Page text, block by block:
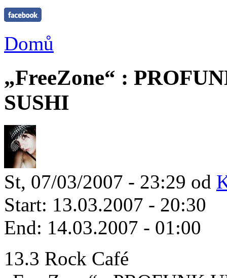
Domů
„FreeZone“ :
SUSHI
St, 07/03/2007 - 23:29 od
Start: 13.03.2007 - 20:30
End: 14.03.2007 - 01:00
13.3 Rock Café